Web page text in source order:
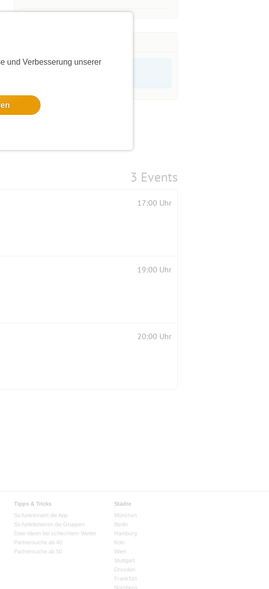
und Verbesserung unserer
3 Events
17:00 Uhr
19:00 Uhr
20:00 Uhr
Tipps & Tricks
So funktioniert die App
So funktionieren die Gruppen
Date-Ideen bei schlechtem Wetter
Partnersuche ab 40
Partnersuche ab 50
Städte
München
Berlin
Hamburg
Köln
Wien
Stuttgart
Dresden
Frankfurt
Nürnberg